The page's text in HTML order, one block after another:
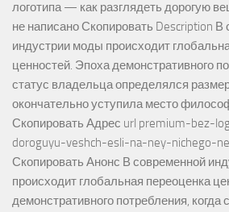
логотипа — как разглядеть дорогую
не написано Скопировать Description В
индустрии моды происходит
ценностей. Эпоха демонстративного
статус владельца определялся
окончательно уступила место
Скопировать Адрес url premium-bez-
doroguyu-veshch-esli-na-ney-nichego-
Скопировать Анонс В современной
происходит глобальная переоценка
демонстративного потребления, когда